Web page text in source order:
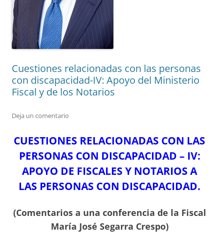
Cuestiones relacionadas con las personas
con discapacidad-IV: Apoyo del Ministerio
Fiscal y de los Notarios
Deja un comentario
CUESTIONES RELACIONADAS CON LAS
PERSONAS CON DISCAPACIDAD – IV:
APOYO DE FISCALES Y NOTARIOS A
LAS PERSONAS CON DISCAPACIDAD.
(Comentarios a una conferencia de la Fiscal
María José Segarra Crespo)